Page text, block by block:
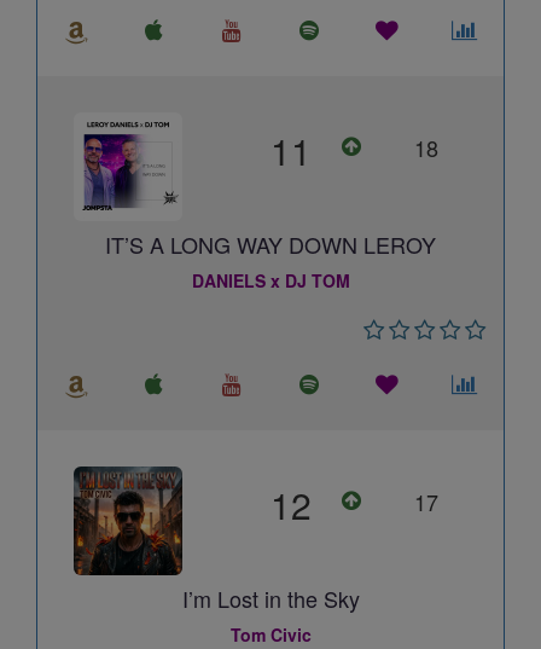
11 18
IT’S A LONG WAY DOWN LEROY
DANIELS x DJ TOM
12 17
I’m Lost in the Sky
Tom Civic